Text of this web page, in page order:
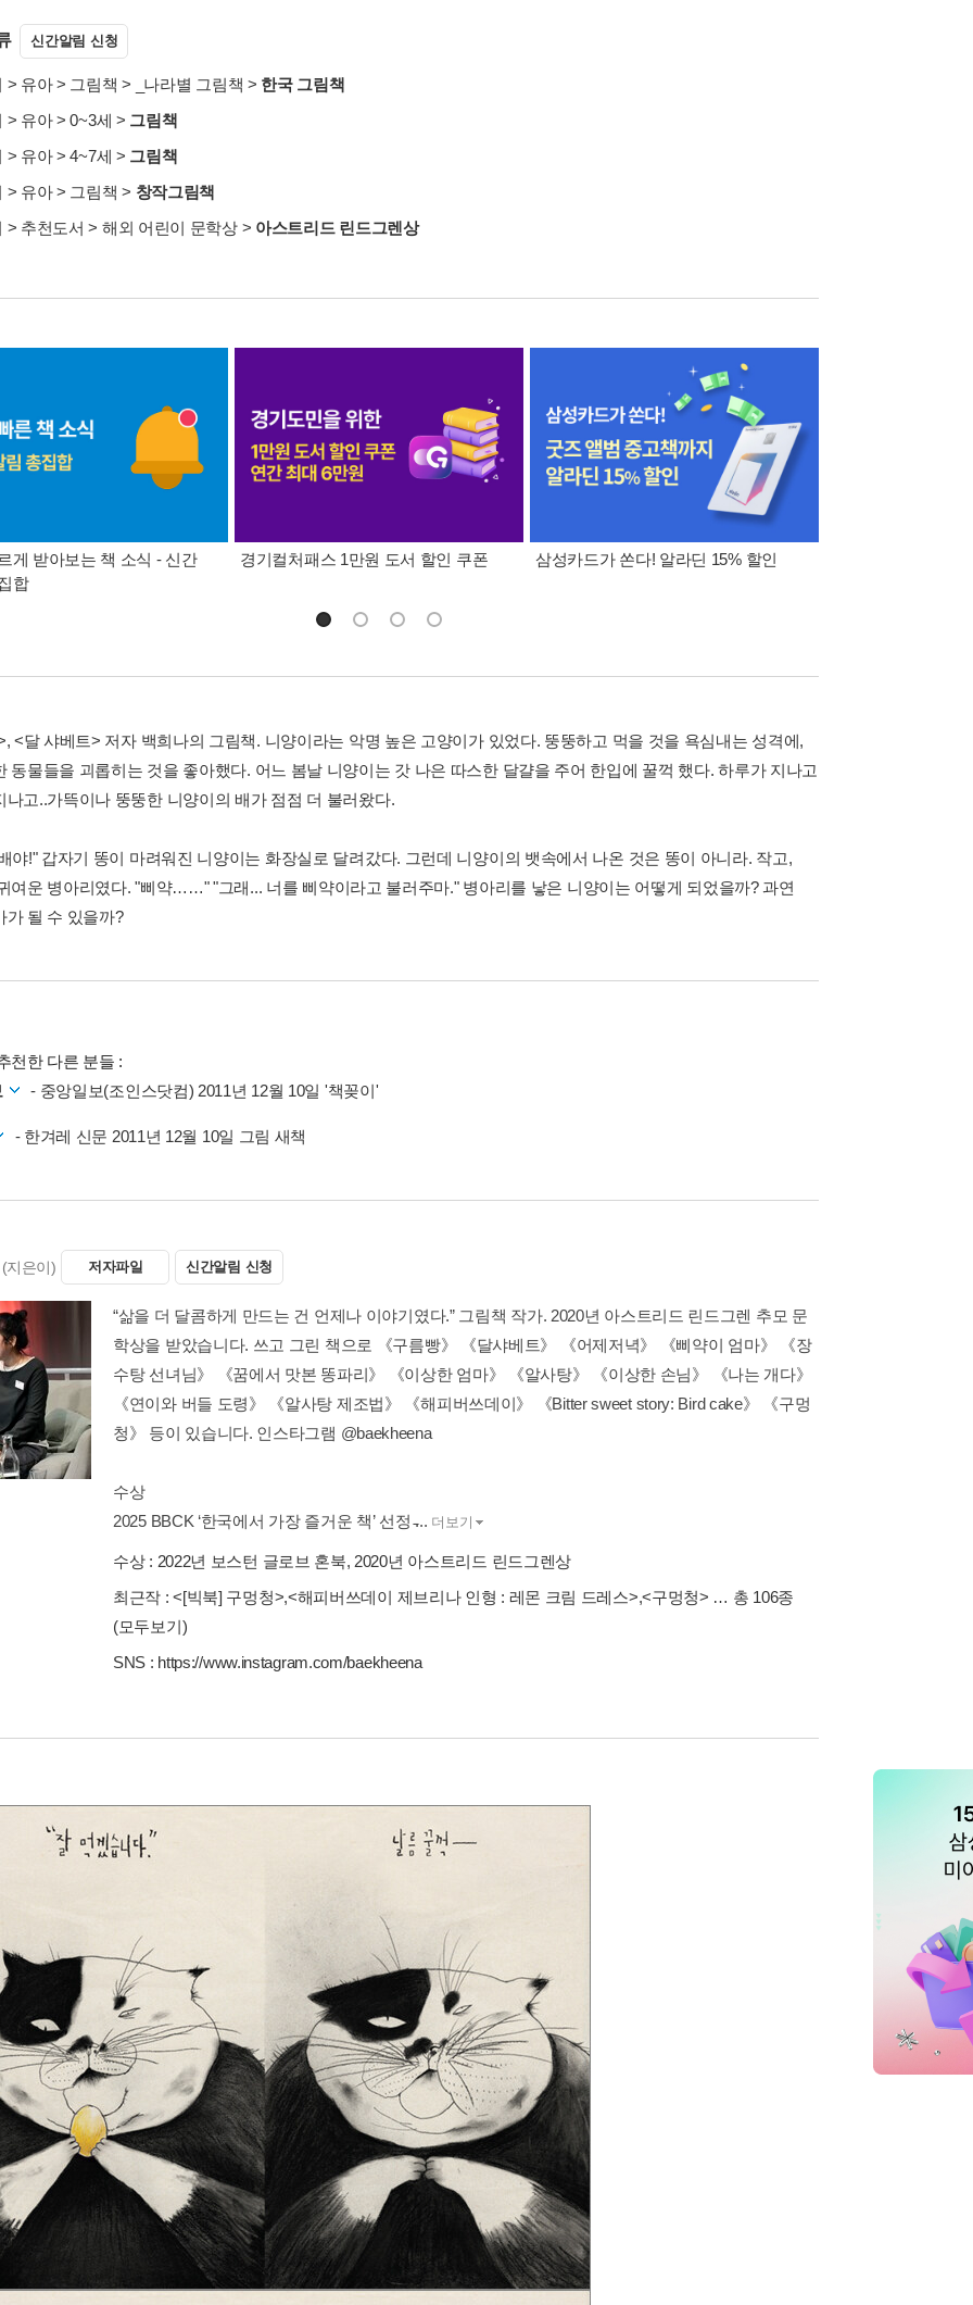
신간알림 신청
> 유아> 그림책 > _나라별 그림책 > 한국 그림책
> 유아>0~3세 > 그림책
> 유아>4~7세 > 그림책
> 유아> 그림책 > 창작그림책
> 추천도서 > 해외 어린이 문학상> 아스트리드 린드그렌상
게 받아보는 책 소식 - 신간
합
경기컬처패스 1만원 도서 할인 쿠폰 삼성카드가 쏜다! 알라딘 15% 할인
<달 샤베트> 저자 백희나의 그림책. 니양이라는 악명 높은 고양이가 있었다. 뚱뚱하고 먹을 것을 욕심내는 성격에,
동물들을 괴롭히는 것을 좋아했다. 어느 봄날 니양이는 갓 나은 따스한 달걀을 주어 한입에 꿀꺽 했다. 하루가 지나고
나고..가뜩이나 뚱뚱한 니양이의 배가 점점 더 불러왔다.
야!" 갑자기 똥이 마려워진 니양이는 화장실로 달려갔다. 그런데 니양이의 뱃속에서 나온 것은 똥이 아니라. 작고,
여운 병아리였다. "삐약……" "그래... 너를 삐약이라고 불러주마." 병아리를 낳은 니양이는 어떻게 되었을까? 과연
가 될 수 있을까?
천한 다른 분들 :
- 중앙일보(조인스닷컴) 2011년 12월 10일 '책꽂이'
- 한겨레 신문 2011년 12월 10일 그림 새책
(지은이) 저자파일 신간알림 신청
“삶을 더 달콤하게 만드는 건 언제나 이야기였다.” 그림책 작가. 2020년 아스트리드 린드그렌 추모 문
학상을 받았습니다. 쓰고 그린 책으로 《구름빵》 《달샤베트》 《어제저녁》 《삐약이 엄마》 《장
수탕 선녀님》 《꿈에서 맛본 똥파리》 《이상한 엄마》 《알사탕》 《이상한 손님》 《나는 개다》
《연이와 버들 도령》 《알사탕 제조법》 《해피버쓰데이》 《Bitter sweet story: Bird cake》 《구멍
청》 등이 있습니다. 인스타그램 @baekheena
수상
2025 BBCK ‘한국에서 가장 즐거운 책’ 선정 ̵... 더보기
수상 : 2022년 보스턴 글로브 혼북, 2020년 아스트리드 린드그렌상
최근작 :<[빅북] 구멍청>,<해피버쓰데이 제브리나 인형 : 레몬 크림 드레스>,<구멍청> … 총 106종
(모두보기)
SNS : https://www.instagram.com/baekheena